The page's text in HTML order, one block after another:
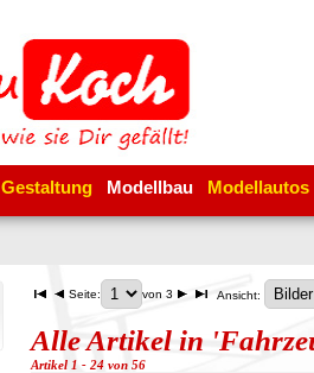
Gestaltung Modellbau Modellautos
Seite: von 3 Ansicht:
Alle Artikel in
Artikel 1 - 24 von 56